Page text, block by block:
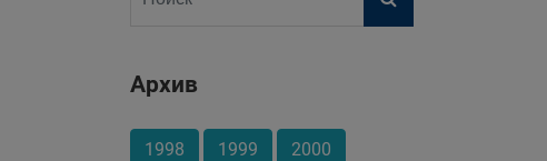
Архив
1998 1999 2000